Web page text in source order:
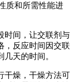
质和所需性能进
时间，让交联剂与
， 反应时间因交联
天的时间。
干燥 ， 干燥方法可